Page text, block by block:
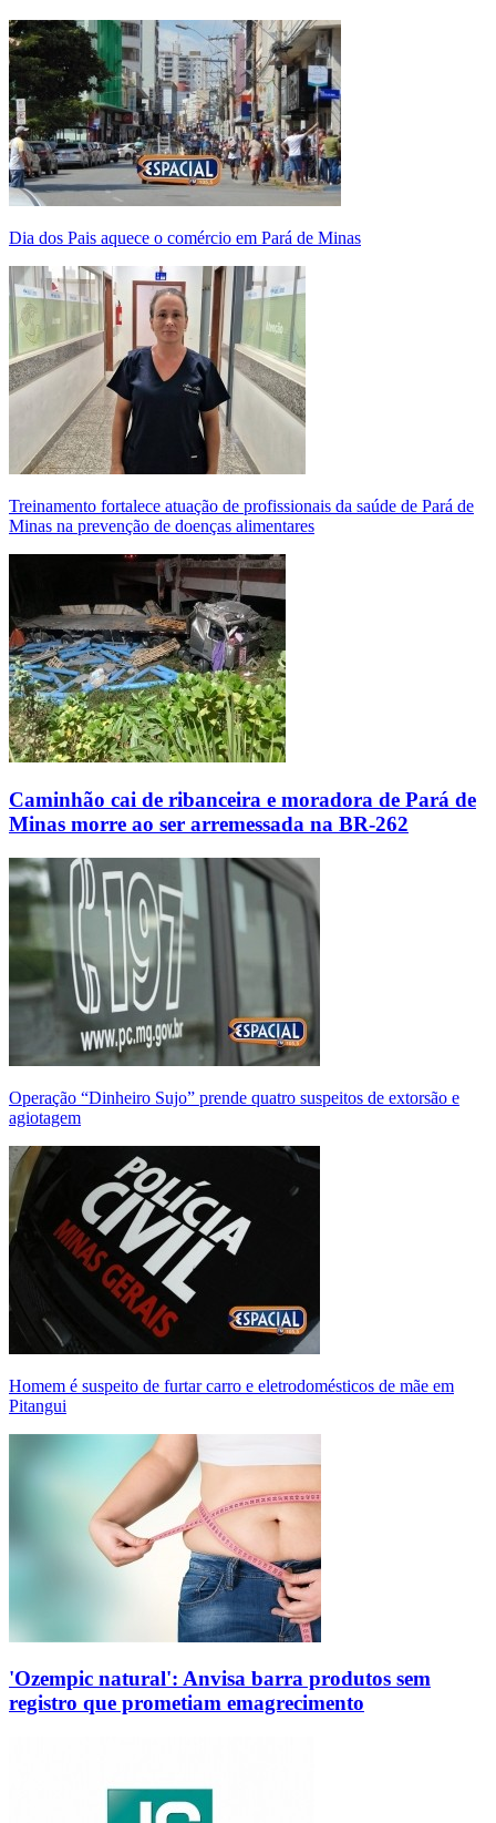
Dia dos Pais aquece o comércio em Pará de Minas
Treinamento fortalece atuação de profissionais da saúde de Pará de
Minas na prevenção de doenças alimentares
Caminhão cai de ribanceira e moradora de Pará de
Minas morre ao ser arremessada na BR-262
Operação “Dinheiro Sujo” prende quatro suspeitos de extorsão e
agiotagem
Homem é suspeito de furtar carro e eletrodomésticos de mãe em
Pitangui
'Ozempic natural': Anvisa barra produtos sem
registro que prometiam emagrecimento